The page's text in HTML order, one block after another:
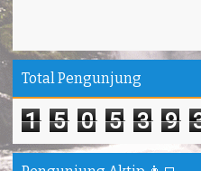
Total Pengunjung
1 5 0 5 3 9